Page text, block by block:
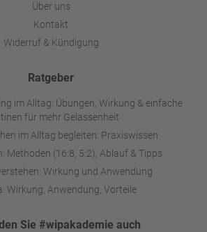
Über uns
Kontakt
Widerruf & Kündigung
Ratgeber
im Alltag: Übungen, Wirkung & einfache
für mehr Gelassenheit
im Alltag begleiten: Praxiswissen
Methoden (16:8, 5:2), Ablauf & Tipps
Wirkung und Anwendung
Wirkung, Anwendung, Vorteile
Sie #wipakademie auch